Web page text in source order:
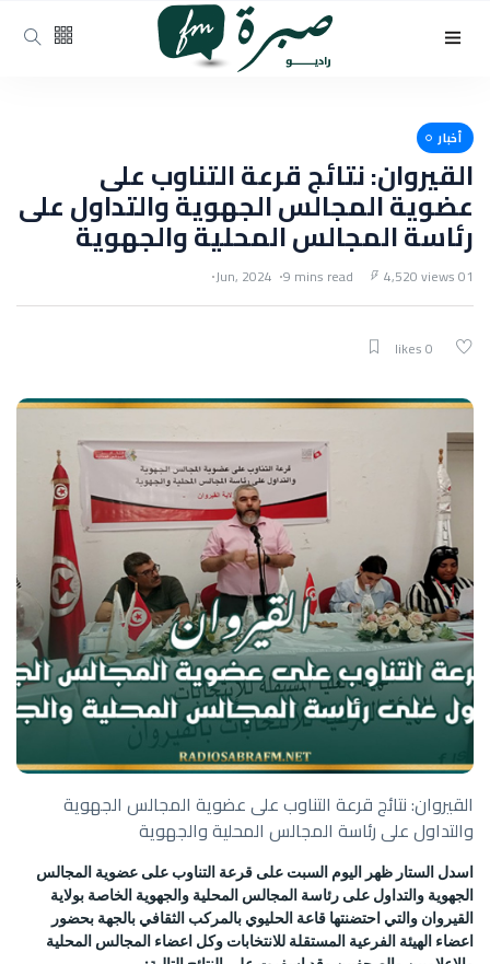
أخبار
القيروان: نتائج قرعة التناوب على
عضوية المجالس الجهوية والتداول على
رئاسة المجالس المحلية والجهوية
01 Jun, 2024
9 mins read 4,520 views
القيروان: نتائج قرعة التناوب على عضوية المجالس الجهوية
والتداول على رئاسة المجالس المحلية والجهوية
اسدل الستار ظهر اليوم السبت على قرعة التناوب على عضوية المجالس
الجهوية والتداول على رئاسة المجالس المحلية والجهوية الخاصة بولاية
القيروان والتي احتضنتها قاعة الحليوي بالمركب الثقافي بالجهة بحضور
اعضاء الهيئة الفرعية المستقلة للانتخابات وكل اعضاء المجالس المحلية